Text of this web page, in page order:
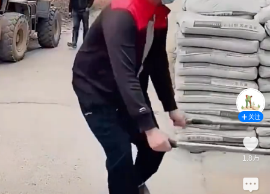
关注
1.8万